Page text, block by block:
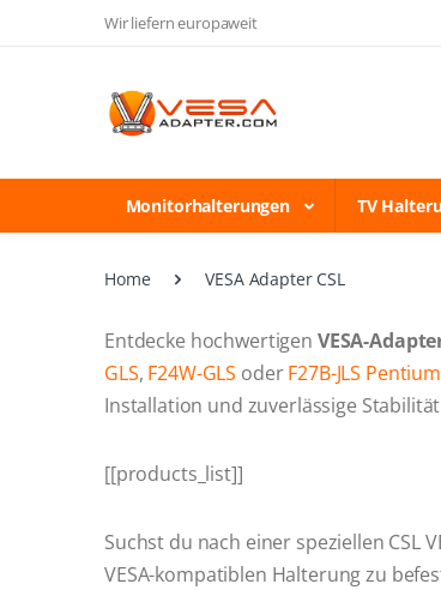
Wir liefern europaweit
Monitorhalterungen TV
Home VESA Adapter CSL
Entdecke hochwertigen VESA-
GLS, F24W-GLS oderF27B-JLS Pentium
Installation und zuverlässige
[[products_list]]
Suchst du nach einer speziellen CSL
VESA-kompatiblen Halterung zu